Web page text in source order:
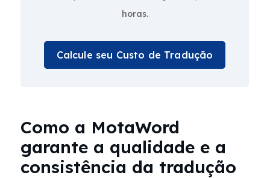
horas.
Calcule seu Custo de Tradução
Como a MotaWord
garante a qualidade e a
consistência da tradução